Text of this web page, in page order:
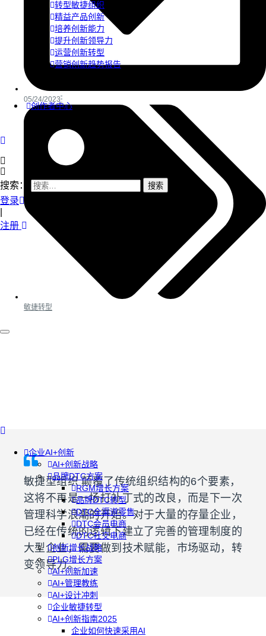
转型敏捷组织
精益产品创新
培养创新能力
提升创新领导力
运营创新转型
营销创新趋势报告
创作者中心
搜索：
登录
注册
企业AI+创新
AI+创新战略
品牌DTC方案
RGM增长方案
品牌DTC转型
DTC全渠道零售
DTC会员电商
DTC社交电商
创新增长战略
PLG增长方案
AI+创新加速
AI+管理教练
AI+设计冲刺
企业敏捷转型
AI+创新指南2025
企业如何快速采用AI
05/24/2023
敏捷转型
敏捷型组织 颠覆了传统组织结构的6个要素，
这将不再是一场打补丁式的改良，而是下一次
管理科学浪潮的开始。对于大量的存量企业，
已经在传统的逻辑下建立了完善的管理制度的
大型企业，需要做到技术赋能，市场驱动，转
变领导力。